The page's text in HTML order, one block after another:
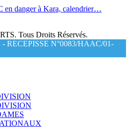
en danger à Kara, calendrier…
Tous Droits Réservés.
RECEPISSE N°0083/HAAC/01-